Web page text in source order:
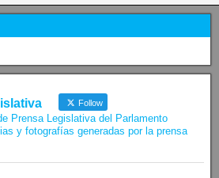
Follow
Prensa Legislativa del Parlamento
y fotografías generadas por la prensa